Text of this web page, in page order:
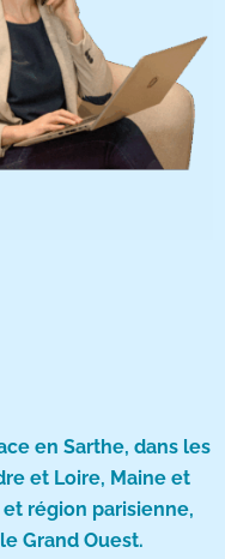
en Sarthe, dans les
et Loire, Maine et
et région parisienne,
Grand Ouest.